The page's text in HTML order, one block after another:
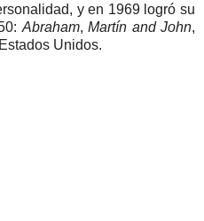
y en 1969 logró su
Abraham,Martín and John,
Unidos.